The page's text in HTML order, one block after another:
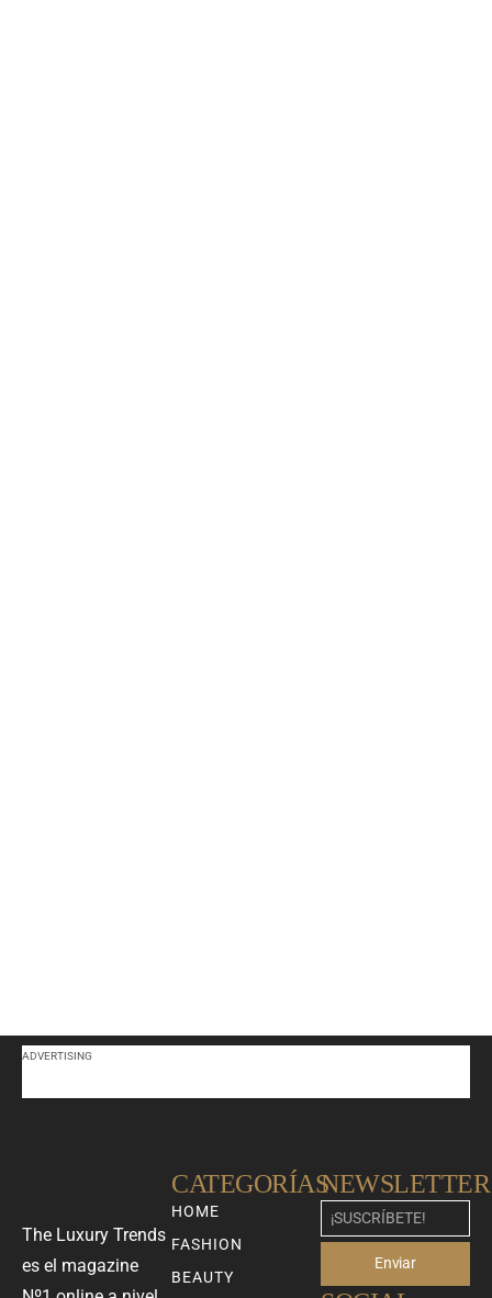
ADVERTISING
The Luxury Trends
es el magazine
CATEGORÍAS
HOME
FASHION
BEAUTY
NEWSLETTER
Enviar